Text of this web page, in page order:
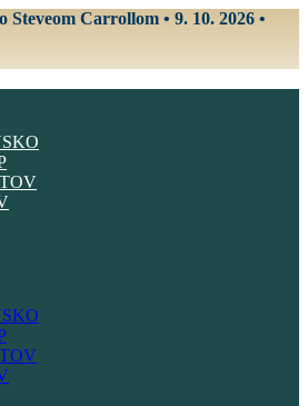
Carrollom • 9. 10. 2026 •